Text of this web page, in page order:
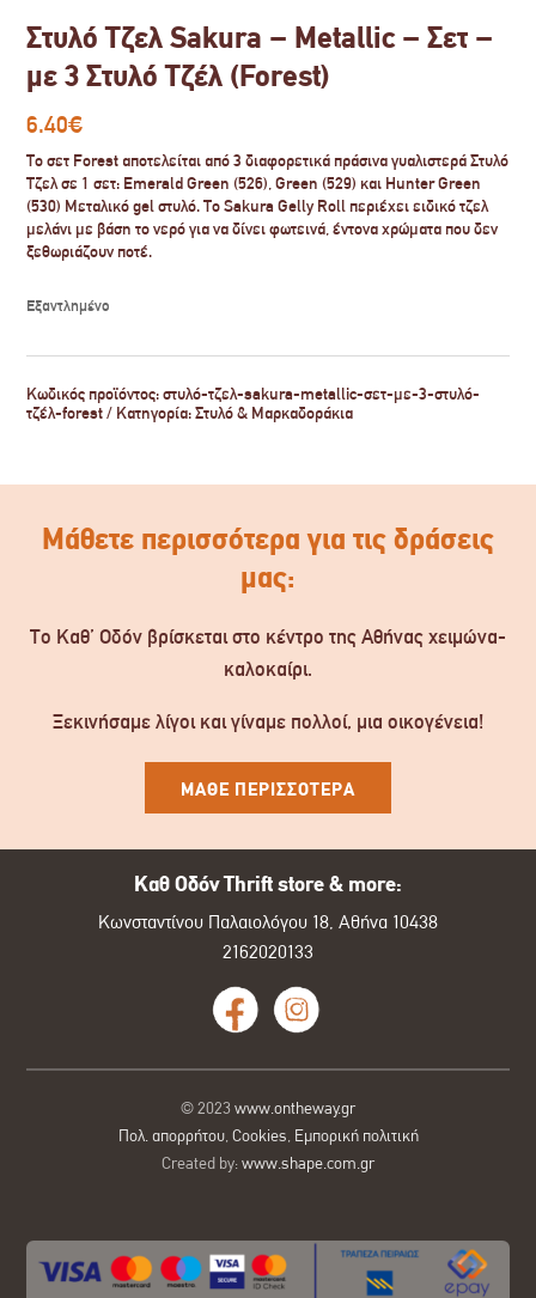
Στυλό Τζελ Sakura – Metallic – Σετ –
με 3 Στυλό Τζέλ (Forest)
6.40€
Το σετ Forest αποτελείται από 3 διαφορετικά πράσινα γυαλιστερά Στυλό
Τζελ σε 1 σετ: Emerald Green (526), Green (529) και Hunter Green
(530) Μεταλικό gel στυλό. Το Sakura Gelly Roll περιέχει ειδικό τζελ
μελάνι με βάση το νερό για να δίνει φωτεινά, έντονα χρώματα που δεν
ξεθωριάζουν ποτέ.
Εξαντλημένο
Κωδικός προϊόντος:στυλό-τζελ-sakura-metallic-σετ-με-3-στυλό-
τζέλ-forest
Κατηγορία:Στυλό & Μαρκαδοράκια
Μάθετε περισσότερα για τις δράσεις
μας:
Το Καθ’ Οδόν βρίσκεται στο κέντρο της Αθήνας χειμώνα-
καλοκαίρι.
Ξεκινήσαμε λίγοι και γίναμε πολλοί, μια οικογένεια!
ΜΑΘΕ ΠΕΡΙΣΣΟΤΕΡΑ
Καθ Οδόν Thrift store & more:
Κωνσταντίνου Παλαιολόγου 18, Αθήνα 10438
2162020133
© 2023 www.ontheway.gr
Πολ. απορρήτου, Cookies Εμπορική πολιτική
Created by:www.shape.com.gr